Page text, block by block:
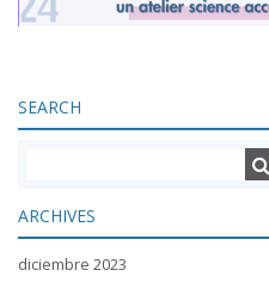
SEARCH
ARCHIVES
diciembre 2023